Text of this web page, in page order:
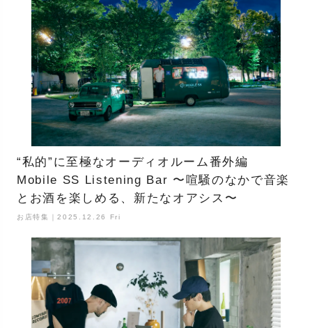
“私的”に至極なオーディオルーム番外編
Mobile SS Listening Bar 〜喧騒のなかで音楽
とお酒を楽しめる、新たなオアシス〜
お店特集｜2025.12.26 Fri